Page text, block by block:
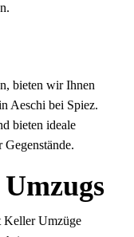
bieten wir Ihnen
Aeschi bei Spiez.
bieten ideale
Keller Umzüge